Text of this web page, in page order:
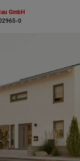
GmbH
0
Sie suchen?